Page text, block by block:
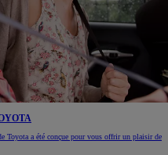
Toyota a été conçue pour vous offrir un plaisir de